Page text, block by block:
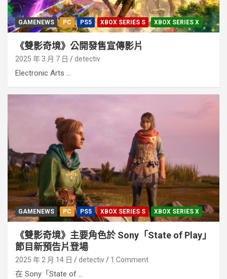
GAMENEWS PC PS5 XBOX SERIES S XBOX SERIES X
《雙影奇境》公開發售宣傳影片
2025 年 3 月 7 日 detectiv
Electronic Arts ...
GAMENEWS PC PS5 XBOX SERIES S XBOX SERIES X
《雙影奇境》主要角色於 Sony「State of Play」
節目新預告片登場
2025 年 2 月 14 日 detectiv 1 Comment
在 Sony「State of ...